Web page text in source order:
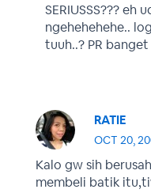
SERIUSSS??? eh
ngehehehehe..
tuuh..? PR
RATIE
OCT 20,
Kalo gw sih
membeli batik